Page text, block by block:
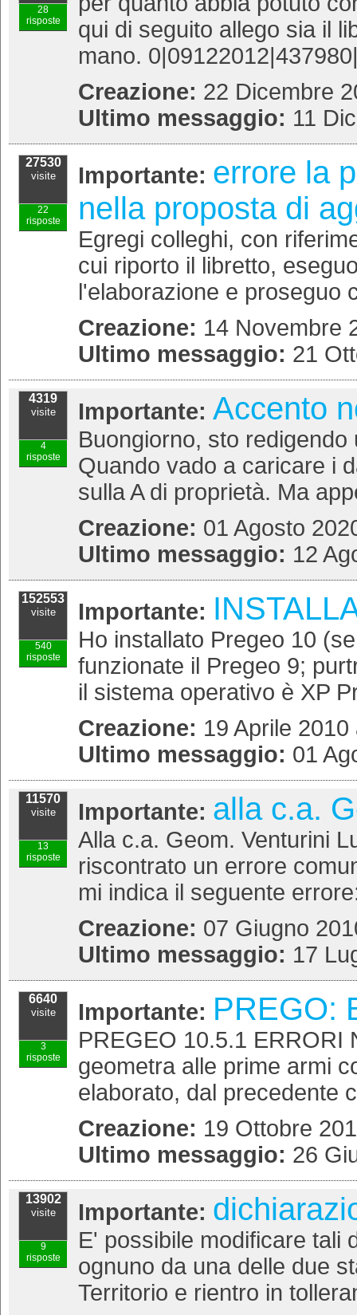
28
risposte
qui di seguito allego sia il
mano.
Creazione: 22 Dicembre
Ultimo messaggio: 11
27530
visite
22
risposte
Importante: errore la
nella proposta di
Egregi colleghi, con
cui riporto il libretto,
l'elaborazione e proseguo
Creazione: 14 Novembre
Ultimo messaggio: 21
4319
visite
4
risposte
Importante: Accento
Buongiorno, sto
Quando vado a caricare i
sulla A di proprietà. Ma
Creazione: 01 Agosto
Ultimo messaggio: 12
152553
visite
540
risposte
Importante:
Ho installato Pregeo 10
funzionate il Pregeo 9;
il sistema operativo è XP
Creazione: 19 Aprile
Ultimo messaggio: 01
11570
visite
13
risposte
Importante: alla c.a.
Alla c.a. Geom. Venturini
riscontrato un errore
mi indica il seguente
Creazione: 07 Giugno
Ultimo messaggio: 17
6640
visite
3
risposte
Importante: PREGO:
PREGEO 10.5.1 ERRORI
geometra alle prime armi
elaborato, dal precedente
Creazione: 19 Ottobre
Ultimo messaggio: 26
13902
visite
9
risposte
Importante:
E' possibile modificare tali
ognuno da una delle due
Territorio e rientro in